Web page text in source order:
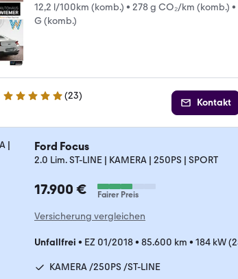
12,2 l/100km (komb.) • 278 g CO₂/km (komb.) •
G (komb.)
5 Sterne (23)
Kontakt
Ford Focus
2.0 Lim. ST-LINE | KAMERA | 250PS | SPORT
17.900 € Fairer Preis
Versicherung vergleichen
Unfallfrei • EZ 01/2018• 85.600 km • 184 kW
KAMERA /250PS /ST-LINE